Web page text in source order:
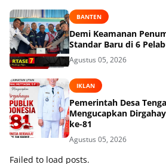
BANTEN
Demi Keamanan
Standar Baru di 6
Agustus 05, 2026
IKLAN
Pemerintah Desa
Mengucapkan
ke-81
Agustus 05, 2026
Failed to load posts.